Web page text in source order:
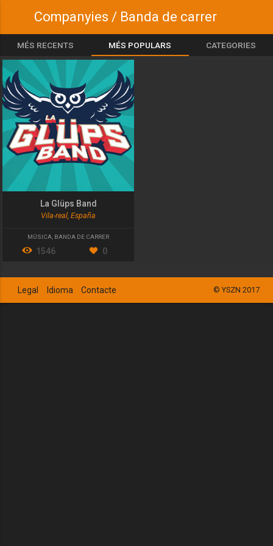
Companyies / Banda de carrer
MÉS RECENTS MÉS POPULARS CATEGORIES
La Glüps Band
Vila-real, España
MÚSICA BANDA DE CARRER
1546 0
© YSZN 2017
Legal Idioma Contacte